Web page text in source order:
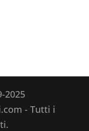
2025
- Tutti i